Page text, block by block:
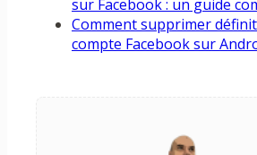
sur Facebook : un guide
Comment supprimer
compte Facebook sur